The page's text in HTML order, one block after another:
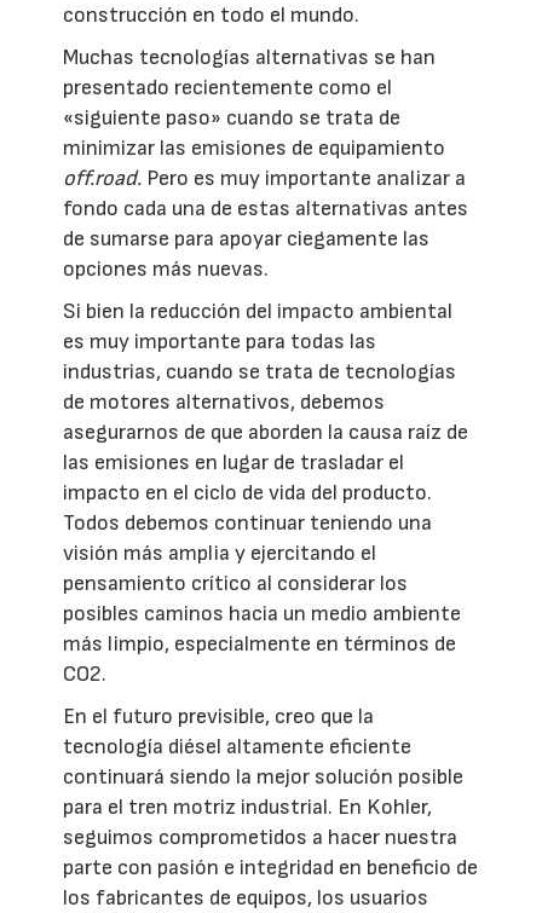
construcción en todo el mundo.
Muchas tecnologías alternativas se han
presentado recientemente como el
«siguiente paso» cuando se trata de
minimizar las emisiones de equipamiento
off.road. Pero es muy importante analizar a
fondo cada una de estas alternativas antes
de sumarse para apoyar ciegamente las
opciones más nuevas.
Si bien la reducción del impacto ambiental
es muy importante para todas las
industrias, cuando se trata de tecnologías
de motores alternativos, debemos
asegurarnos de que aborden la causa raíz de
las emisiones en lugar de trasladar el
impacto en el ciclo de vida del producto.
Todos debemos continuar teniendo una
visión más amplia y ejercitando el
pensamiento crítico al considerar los
posibles caminos hacia un medio ambiente
más limpio, especialmente en términos de
CO2.
En el futuro previsible, creo que la
tecnología diésel altamente eficiente
continuará siendo la mejor solución posible
para el tren motriz industrial. En Kohler,
seguimos comprometidos a hacer nuestra
parte con pasión e integridad en beneficio de
los fabricantes de equipos, los usuarios